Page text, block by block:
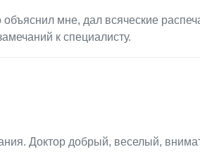
мне, дал всяческие
к специалисту.
Доктор добрый, веселый,